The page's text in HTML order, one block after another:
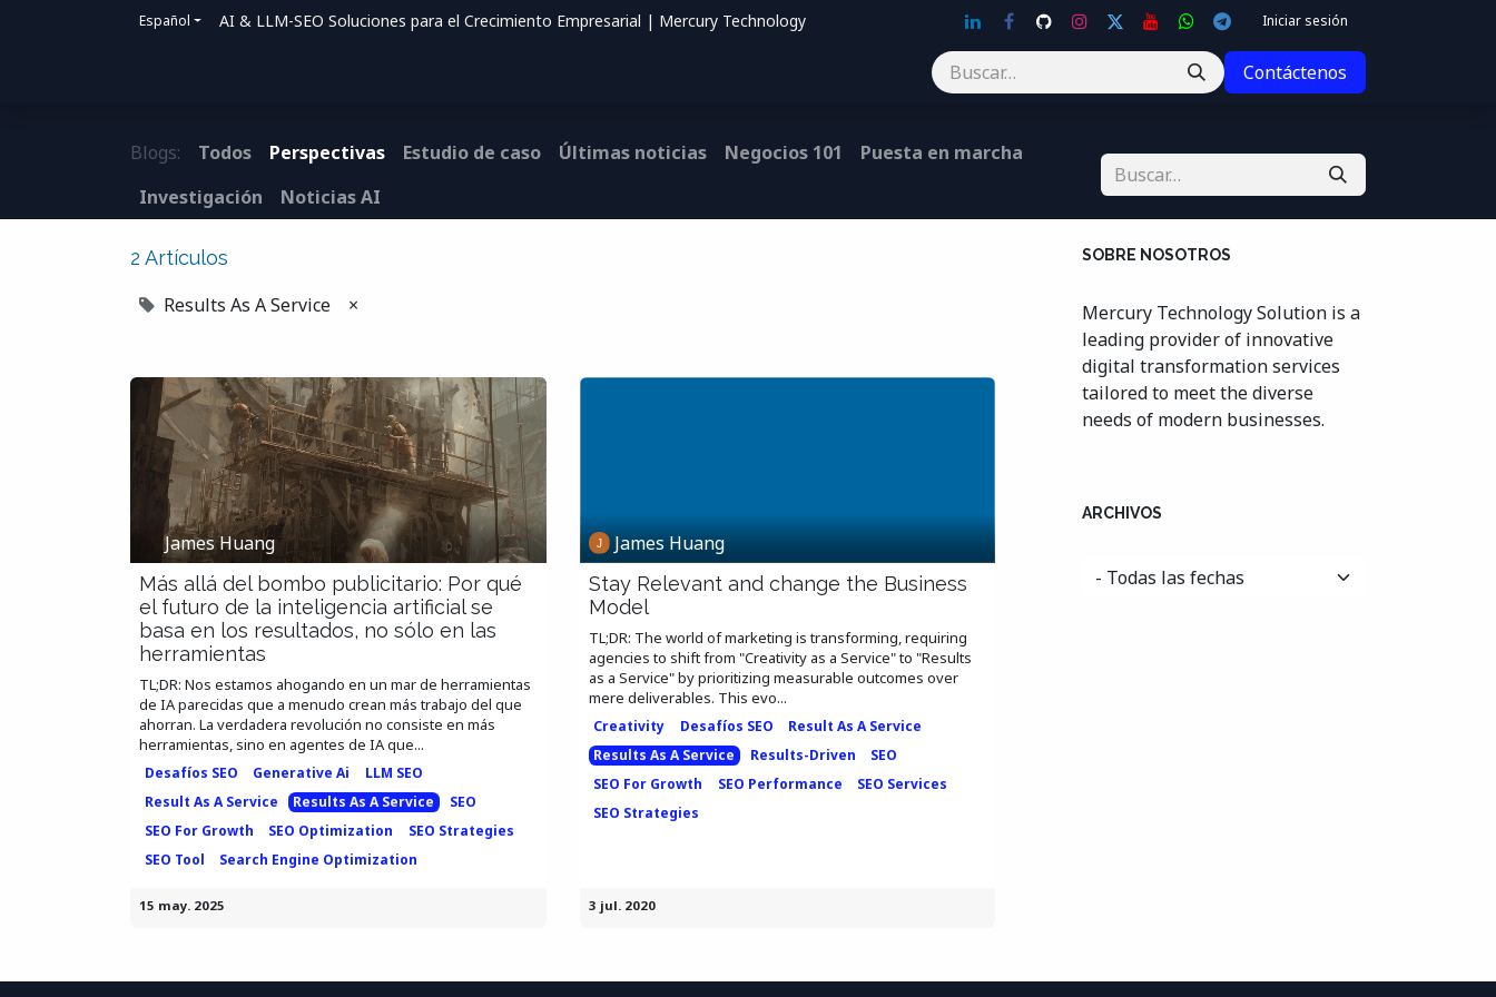
Español AI & LLM-SEO Soluciones para el Crecimiento Empresarial | Mercury Technology Iniciar sesión
Contáctenos
Blogs: Todos Perspectivas Estudio de caso Últimas noticias Negocios 101
Puesta en marcha
Investigación
Noticias AI
2 Artículos
Results As A Service ×
James Huang
Más allá del bombo publicitario: Por qué
el futuro de la inteligencia artificial se
basa en los resultados, no sólo en las
herramientas
TL;DR: Nos estamos ahogando en un mar de herramientas
de IA parecidas que a menudo crean más trabajo del que
ahorran. La verdadera revolución no consiste en más
herramientas, sino en agentes de IA que...
Desafíos SEO Generative Ai
LLM SEO
Result As A Service
Results As A Service
SEO
SEO For Growth
SEO Optimization
SEO Strategies
SEO Tool
Search Engine Optimization
15 may. 2025
James Huang
Stay Relevant and change the Business
Model
TL;DR: The world of marketing is transforming, requiring
agencies to shift from "Creativity as a Service" to "Results
as a Service" by prioritizing measurable outcomes over
mere deliverables. This evo...
Creativity Desafíos SEO
Result As A Service
Results As A Service
Results-Driven
SEO
SEO For Growth
SEO Performance
SEO Services
SEO Strategies
3 jul. 2020
SOBRE NOSOTROS
Mercury Technology Solution is a
leading provider of innovative
digital transformation services
tailored to meet the diverse
needs of modern businesses.
ARCHIVOS